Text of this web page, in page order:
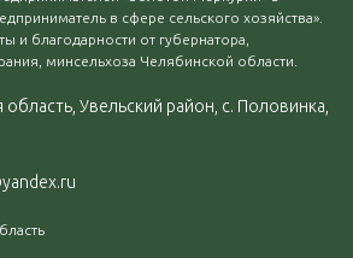
в сфере сельского хозяйства».
и благодарности от губернатора,
минсельхоза Челябинской области.
Увельский район, с. Половинка,